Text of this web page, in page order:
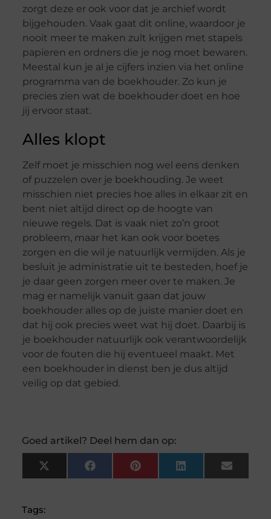
zorgt deze er ook voor dat je archief wordt
bijgehouden. Vaak gaat dit online, waardoor je
nooit meer te maken zult krijgen met stapels
papieren en ordners die je nog moet bewaren.
Meestal kun je al je cijfers inzien via het online
programma van de boekhouder. Zo kun je
precies zien wat de boekhouder doet en hoe
jij ervoor staat.
Alles klopt
Zelf moet je misschien nog wel eens denken
of puzzelen over je boekhouding. Je weet
misschien niet precies hoe alles in elkaar zit en
bent niet altijd direct op de hoogte van
nieuwe regels. Dat is vaak niet zo’n groot
probleem, maar het kan ook voor boetes
zorgen en die wil je natuurlijk vermijden. Als je
besluit je administratie uit te besteden, hoef je
je daar geen zorgen meer over te maken. Je
mag er namelijk vanuit gaan dat jouw
boekhouder alles op de juiste manier doet en
dat hij ook precies weet wat hij doet. Daarbij is
je boekhouder natuurlijk ook verantwoordelijk
voor de fouten die hij eventueel maakt. Met
een boekhouder in dienst ben je dus altijd
veilig op dat gebied.
Goed artikel? Deel hem dan op:
X
(Twitter)
FacebookPinterest LinkedIn Email
Tags: